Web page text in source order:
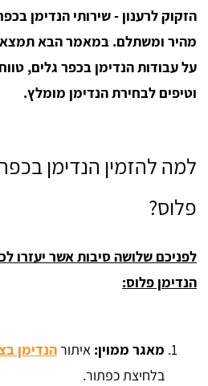
הזקוק לרענון - שירותי הנדימן
מהיר ומשתלם. במאמר הבא
על עבודות הנדימן בכפר גלים,
וטיפים לבחירת הנדימן מומלץ.
למה להזמין הנדימן
פלוס?
לפניכם שלושה סיבות אשר יעזרו
הנדימן פלוס:
מאגר ממוין: איתורהנדימן
בלחיצת כפתור.